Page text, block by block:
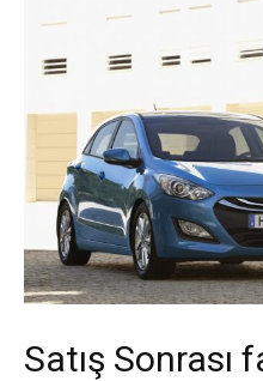
Satış Sonrası